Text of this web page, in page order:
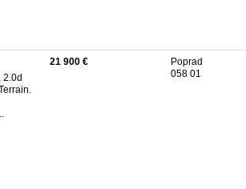
21 900 €
Poprad
058 01